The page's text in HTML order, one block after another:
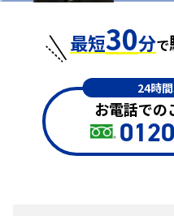
最短30分で
24時
お電話での